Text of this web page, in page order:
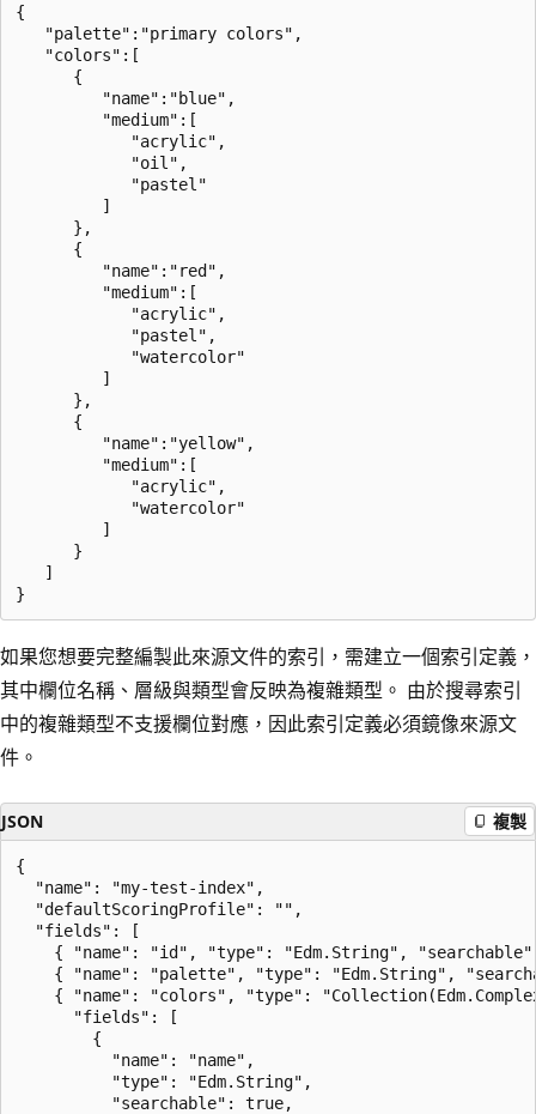
{
   "palette":"primary colors",
   "colors":[
      {
         "name":"blue",
         "medium":[
            "acrylic",
            "oil",
            "pastel"
         ]
      },
      {
         "name":"red",
         "medium":[
            "acrylic",
            "pastel",
            "watercolor"
         ]
      },
      {
         "name":"yellow",
         "medium":[
            "acrylic",
            "watercolor"
         ]
      }
   ]
如果您想要完整編製此來源文件的索引，需建立一個索引定義，
其中欄位名稱、層級與類型會反映為複雜類型。 由於搜尋索引
中的複雜類型不支援欄位對應，因此索引定義必須鏡像來源文
件。
JSON 複製
{
  "name": "my-test-index",
  "defaultScoringProfile": "",
  "fields": [
{ "name": "id", "type": "Edm.String",
{ "name": "palette", "type": "Edm.String",
{ "name": "colors", "type":
      "fields": [
        {
          "name": "name",
          "type": "Edm.String",
          "searchable": true,